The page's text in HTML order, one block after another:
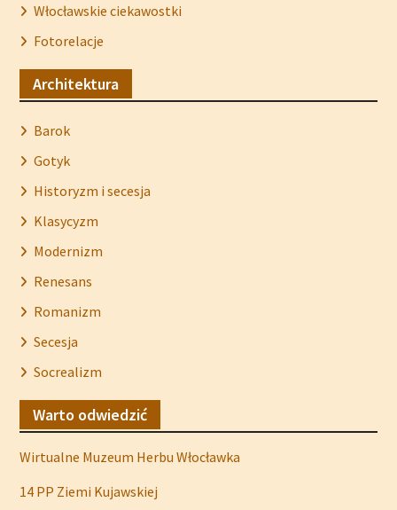
Włocławskie ciekawostki
Fotorelacje
Architektura
Barok
Gotyk
Historyzm i secesja
Klasycyzm
Modernizm
Renesans
Romanizm
Secesja
Socrealizm
Warto odwiedzić
Wirtualne Muzeum Herbu Włocławka
14 PP Ziemi Kujawskiej